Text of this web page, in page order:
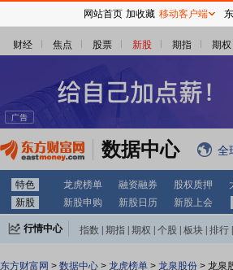
财经 焦点 股票 新股 期指 期权
数据中心 全
特色 龙虎榜单 融资融券 股权质押
新股
新股申购 新股日历 新股上会
行情中心 指数 期指 期权 个股 板块 排行
东方财富网 > 数据中心 > 龙虎榜单 > 龙泉股份 > 龙泉
网站首页 加收藏 移动客户端